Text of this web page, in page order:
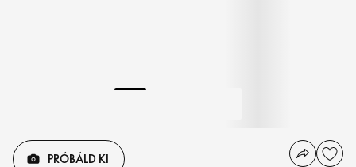
PRÓBÁLD KI